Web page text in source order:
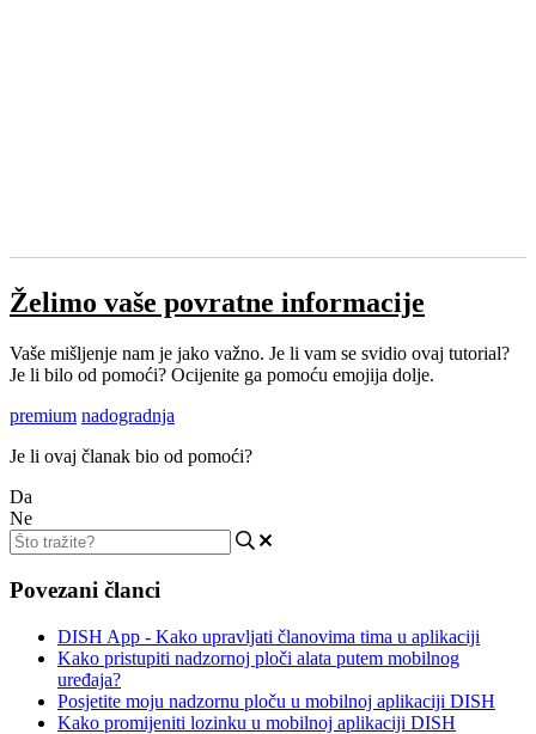
Želimo vaše povratne informacije
Vaše mišljenje nam je jako važno. Je li vam se svidio ovaj tutorial?
Je li bilo od pomoći? Ocijenite ga pomoću emojija dolje.
premium nadogradnja
Je li ovaj članak bio od pomoći?
Da
Ne
Povezani članci
DISH App - Kako upravljati članovima tima u aplikaciji
Kako pristupiti nadzornoj ploči alata putem mobilnog
uređaja?
Posjetite moju nadzornu ploču u mobilnoj aplikaciji DISH
Kako promijeniti lozinku u mobilnoj aplikaciji DISH